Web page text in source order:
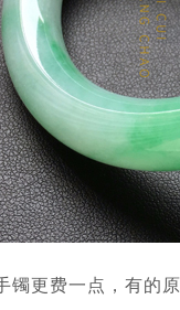
镯更费一点，有的